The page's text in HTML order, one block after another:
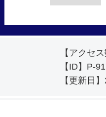
【アクセス
【ID】 P-
【更新日】